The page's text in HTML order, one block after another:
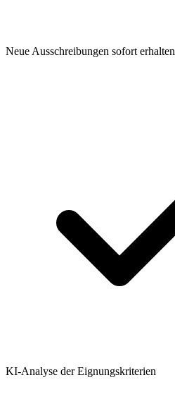
Neue Ausschreibungen sofort erhalten
KI-Analyse der Eignungskriterien